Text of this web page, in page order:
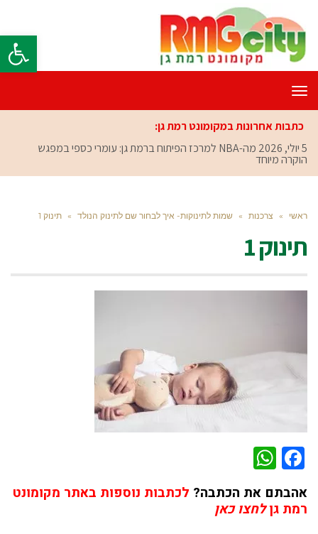
פתח
תפריט
כתבות אחרונות במקומונט רמת גן:
5 יולי, 2026
מה-NBA למרכז הפיתוח ברמת גן: עומרי כספי במפגש
הוקרה מיוחד
ראשי » צרכנות » שמות לתינוקות- איך לבחור שם לתינוק הנולד » תינוק 1
תינוק 1
Facebook
אהבתם את הכתבה? לכתבות נוספות באתר מקומונט
רמת גןלחצו כאן